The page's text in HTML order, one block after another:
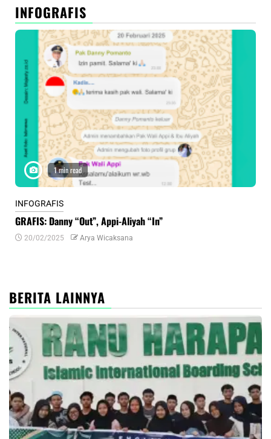
INFOGRAFIS
1 min read
INFOGRAFIS
GRAFIS: Danny “Out”, Appi-Aliyah “In”
20/02/2025 Arya Wicaksana
BERITA LAINNYA